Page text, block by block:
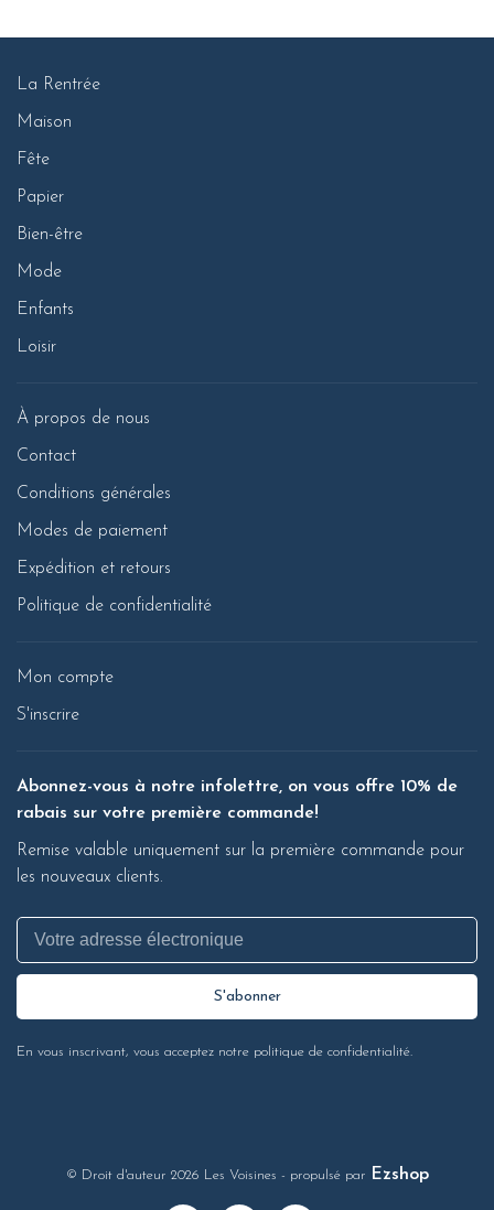
La Rentrée
Maison
Fête
Papier
Bien-être
Mode
Enfants
Loisir
À propos de nous
Contact
Conditions générales
Modes de paiement
Expédition et retours
Politique de confidentialité
Mon compte
S'inscrire
Abonnez-vous à notre infolettre, on vous offre 10% de
rabais sur votre première commande!
Remise valable uniquement sur la première commande pour
les nouveaux clients.
S'abonner
En vous inscrivant, vous acceptez notre politique de confidentialité.
© Droit d'auteur 2026 Les Voisines - propulsé par Ezshop